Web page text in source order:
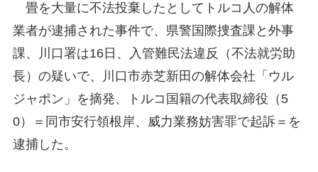
畳を大量に不法投棄したとしてトルコ人の解体
業者が逮捕された事件で、県警国際捜査課と外事
課、川口署は16日、入管難民法違反（不法就労助
長）の疑いで、川口市赤芝新田の解体会社「ウル
ジャポン」を摘発、トルコ国籍の代表取締役（5
0）＝同市安行領根岸、威力業務妨害罪で起訴＝を
逮捕した。